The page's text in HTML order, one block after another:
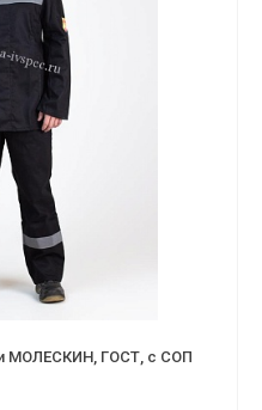
МОЛЕСКИН, ГОСТ, с СОП